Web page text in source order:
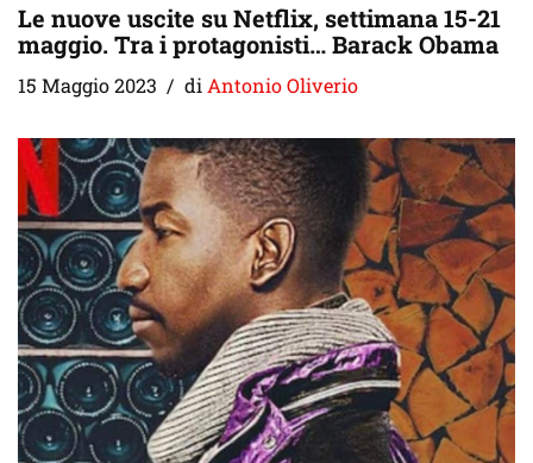
Le nuove uscite su Netflix, settimana 15-21
maggio. Tra i protagonisti… Barack Obama
15 Maggio 2023 di Antonio Oliverio